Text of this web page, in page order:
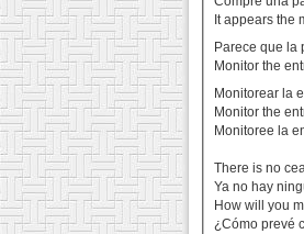
It appears the
Parece que la
Monitor the
Monitorear la
Monitor the
Monitoree la
There is no
Ya no hay
How will you
¿Cómo prevé